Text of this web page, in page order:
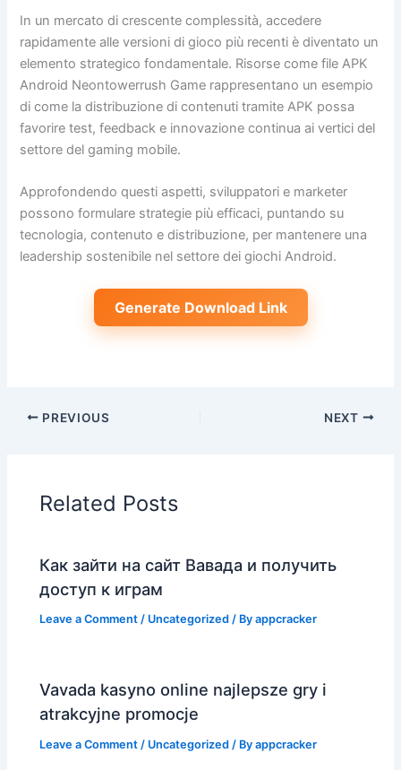
In un mercato di crescente complessità, accedere
rapidamente alle versioni di gioco più recenti è diventato un
elemento strategico fondamentale. Risorse come file APK
Android Neontowerrush Game rappresentano un esempio
di come la distribuzione di contenuti tramite APK possa
favorire test, feedback e innovazione continua ai vertici del
settore del gaming mobile.
Approfondendo questi aspetti, sviluppatori e marketer
possono formulare strategie più efficaci, puntando su
tecnologia, contenuto e distribuzione, per mantenere una
leadership sostenibile nel settore dei giochi Android.
Generate Download Link
PREVIOUS NEXT
Related Posts
Как зайти на сайт Вавада и получить
доступ к играм
Leave a Comment / Uncategorized / Byappcracker
Vavada kasyno online najlepsze gry i
atrakcyjne promocje
Leave a Comment / Uncategorized / Byappcracker